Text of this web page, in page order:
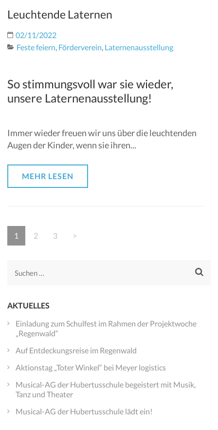
Leuchtende Laternen
02/11/2022
Feste feiern, Förderverein, Laternenausstellung
So stimmungsvoll war sie wieder,
unsere Laternenausstellung!
Immer wieder freuen wir uns über die leuchtenden
Augen der Kinder, wenn sie ihren...
MEHR LESEN
Seitennummerierung
der
Page
1 Page
2 Page
3 >
Suchen
AKTUELLES
Einladung zum Schulfest im Rahmen der Projektwoche
„Regenwald“
Auf Entdeckungsreise im Regenwald
Aktionstag „Toter Winkel“ bei Meyer logistics
Musical-AG der Hubertusschule begeistert mit Musik,
Tanz und Theater
Musical-AG der Hubertusschule lädt ein!